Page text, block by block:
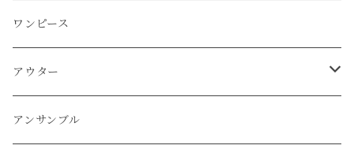
ベスト
カーディガン
スカート
アウター
ブルゾン
ジャケット
アンサンブル
プルオーバー
ワンピース
アウター
ベスト
アンサンブル
チュニック
パーカー
ワンピース
チュニック
ワンピース
カーディガン
パーカー
カーディガン
ワンピース
パンツ
スカート
ワンピース
アウター
ブルゾン
アンサンブル